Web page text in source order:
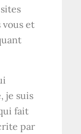
et
je suis
fait
par